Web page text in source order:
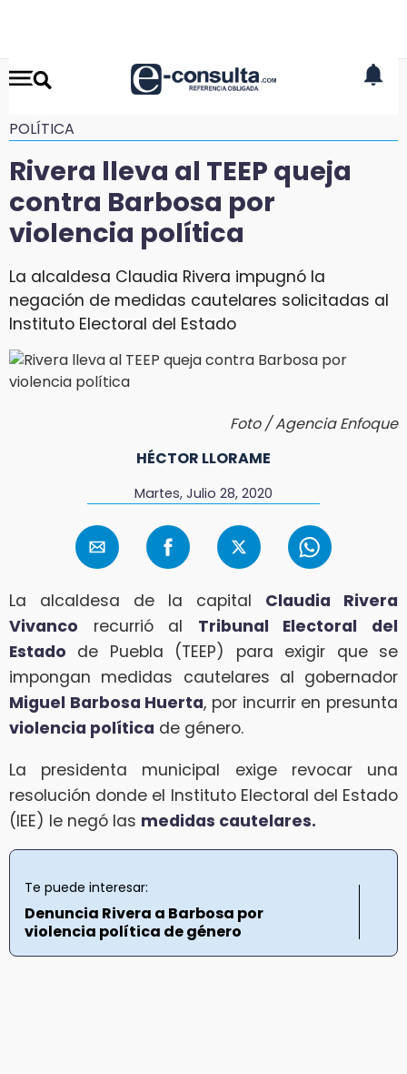
POLÍTICA
Rivera lleva al TEEP queja
contra Barbosa por
violencia política
La alcaldesa Claudia Rivera impugnó la
negación de medidas cautelares solicitadas al
Instituto Electoral del Estado
Foto / Agencia Enfoque
HÉCTOR LLORAME
Martes, Julio 28, 2020
La alcaldesa de la capital Claudia Rivera
Vivanco recurrió al Tribunal Electoral del
Estado de Puebla (TEEP) para exigir que se
impongan medidas cautelares al gobernador
Miguel Barbosa Huerta, por incurrir en presunta
violencia política de género.
La presidenta municipal exige revocar una
resolución donde el Instituto Electoral del Estado
(IEE) le negó las medidas cautelares.
Te puede interesar:
Denuncia Rivera a Barbosa por
violencia política de género